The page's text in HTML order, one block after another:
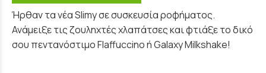
Ήρθαν τα νέα Slimy σε συσκευσία ροφήματος.
Ανάμειξε τις ζουληχτές χλαπάτσες και φτιάξε το δικό
σου πεντανόστιμο Flaffuccino ή Galaxy Milkshake!